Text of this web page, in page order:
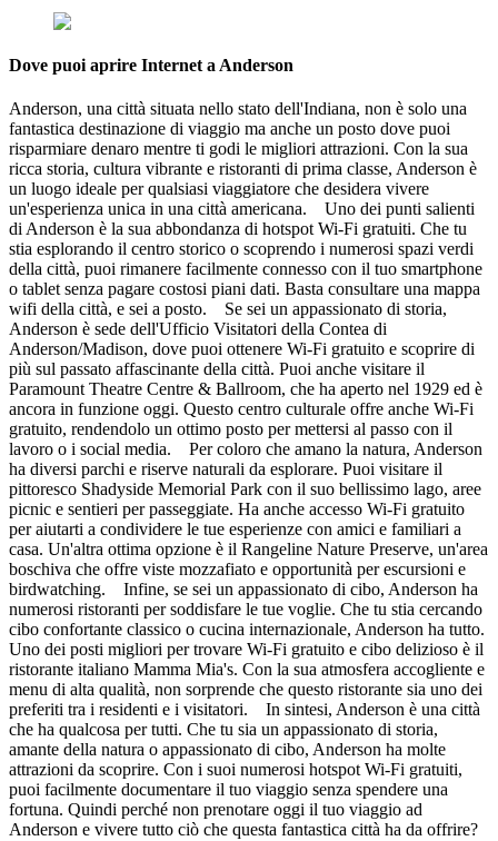
Dove puoi aprire Internet a Anderson
Anderson, una città situata nello stato dell'Indiana, non è solo una
fantastica destinazione di viaggio ma anche un posto dove puoi
risparmiare denaro mentre ti godi le migliori attrazioni. Con la sua
ricca storia, cultura vibrante e ristoranti di prima classe, Anderson è
un luogo ideale per qualsiasi viaggiatore che desidera vivere
un'esperienza unica in una città americana. Uno dei punti salienti
di Anderson è la sua abbondanza di hotspot Wi-Fi gratuiti. Che tu
stia esplorando il centro storico o scoprendo i numerosi spazi verdi
della città, puoi rimanere facilmente connesso con il tuo smartphone
o tablet senza pagare costosi piani dati. Basta consultare una mappa
wifi della città, e sei a posto. Se sei un appassionato di storia,
Anderson è sede dell'Ufficio Visitatori della Contea di
Anderson/Madison, dove puoi ottenere Wi-Fi gratuito e scoprire di
più sul passato affascinante della città. Puoi anche visitare il
Paramount Theatre Centre & Ballroom, che ha aperto nel 1929 ed è
ancora in funzione oggi. Questo centro culturale offre anche Wi-Fi
gratuito, rendendolo un ottimo posto per mettersi al passo con il
lavoro o i social media. Per coloro che amano la natura, Anderson
ha diversi parchi e riserve naturali da esplorare. Puoi visitare il
pittoresco Shadyside Memorial Park con il suo bellissimo lago, aree
picnic e sentieri per passeggiate. Ha anche accesso Wi-Fi gratuito
per aiutarti a condividere le tue esperienze con amici e familiari a
casa. Un'altra ottima opzione è il Rangeline Nature Preserve, un'area
boschiva che offre viste mozzafiato e opportunità per escursioni e
birdwatching. Infine, se sei un appassionato di cibo, Anderson ha
numerosi ristoranti per soddisfare le tue voglie. Che tu stia cercando
cibo confortante classico o cucina internazionale, Anderson ha tutto.
Uno dei posti migliori per trovare Wi-Fi gratuito e cibo delizioso è il
ristorante italiano Mamma Mia's. Con la sua atmosfera accogliente e
menu di alta qualità, non sorprende che questo ristorante sia uno dei
preferiti tra i residenti e i visitatori. In sintesi, Anderson è una città
che ha qualcosa per tutti. Che tu sia un appassionato di storia,
amante della natura o appassionato di cibo, Anderson ha molte
attrazioni da scoprire. Con i suoi numerosi hotspot Wi-Fi gratuiti,
puoi facilmente documentare il tuo viaggio senza spendere una
fortuna. Quindi perché non prenotare oggi il tuo viaggio ad
Anderson e vivere tutto ciò che questa fantastica città ha da offrire?